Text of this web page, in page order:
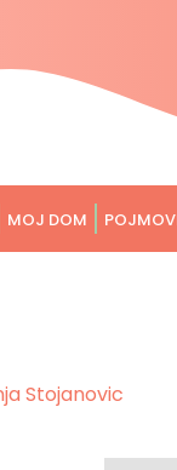
MOJ DOM
Stojanovic